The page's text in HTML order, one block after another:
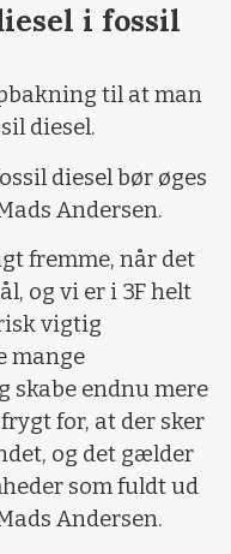
i fossil
til at man
diesel.
diesel bør øges
Andersen.
fremme, når det
og vi er i 3F helt
vigtig
mange
skabe endnu mere
for, at der sker
og det gælder
som fuldt ud
Andersen.